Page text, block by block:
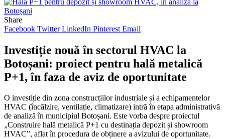
Share
Facebook Twitter LinkedIn Pinterest Email
Investiție nouă în sectorul HVAC la
Botoșani: proiect pentru hală metalică
P+1, în faza de aviz de oportunitate
O investiție din zona construcțiilor industriale și a echipamentelor
HVAC (încălzire, ventilație, climatizare) intră în etapa administrativă
de analiză în municipiul Botoșani. Este vorba despre proiectul
„Construire hală metalică P+1 cu destinația depozit și showroom
HVAC”, aflat în procedura de obținere a avizului de oportunitate.